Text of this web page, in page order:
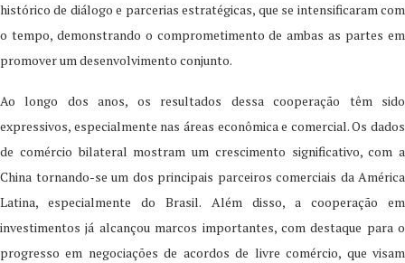
histórico de diálogo e parcerias estratégicas, que se intensificaram com
o tempo, demonstrando o comprometimento de ambas as partes em
promover um desenvolvimento conjunto.
Ao longo dos anos, os resultados dessa cooperação têm sido
expressivos, especialmente nas áreas econômica e comercial. Os dados
de comércio bilateral mostram um crescimento significativo, com a
China tornando-se um dos principais parceiros comerciais da América
Latina, especialmente do Brasil. Além disso, a cooperação em
investimentos já alcançou marcos importantes, com destaque para o
progresso em negociações de acordos de livre comércio, que visam